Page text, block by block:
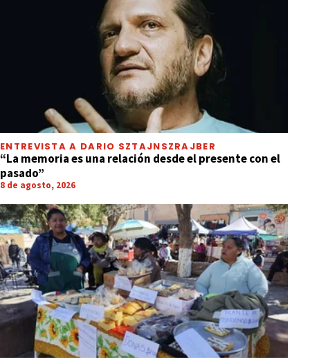
ENTREVISTA A DARIO SZTAJNSZRAJBER
“La memoria es una relación desde el presente con el
pasado”
8 de agosto, 2026